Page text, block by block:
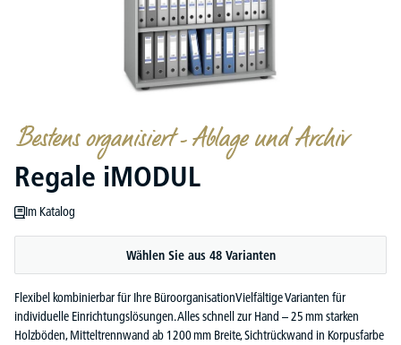
Bestens organisiert - Ablage und Archiv
Regale iMODUL
Im Katalog
Wählen Sie aus 48 Varianten
Flexibel kombinierbar für Ihre BüroorganisationVielfältige Varianten für
individuelle Einrichtungslösungen. Alles schnell zur Hand – 25 mm starken
Holzböden, Mitteltrennwand ab 1200 mm Breite, Sichtrückwand in Korpusfarbe